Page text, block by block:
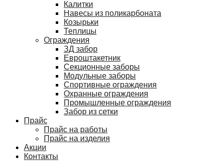
Калитки
Навесы из поликарбоната
Козырьки
Теплицы
Ограждения
ЗД забор
Евроштакетник
Секционные заборы
Модульные заборы
Спортивные ограждения
Охранные ограждения
Промышленные ограждения
Забор из сетки
Прайс
Прайс на работы
Прайс на изделия
Акции
Контакты